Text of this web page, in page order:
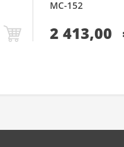
МС-152
2 413,00